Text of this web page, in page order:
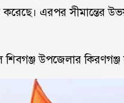
করেছে। এরপর সীমান্তের
উপজেলার কিরণগঞ্জ